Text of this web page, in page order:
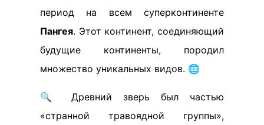
период на всем суперконтиненте
Пангея. Этот континент, соединяющий
будущие континенты, породил
множество уникальных видов. 🌐
🔍 Древний зверь был частью
«странной травоядной группы»,